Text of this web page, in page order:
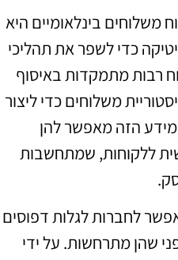
משלוחים בינלאומיים היא
כדי לשפר את תהליכי
רבות מתמקדות באיסוף
משלוחים כדי ליצור
הזה מאפשר להן
ללקוחות, שמתחשבות
לחברות לגלות דפוסים
שהן מתרחשות. על ידי